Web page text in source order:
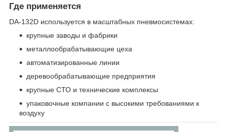
Где применяется
DA-132D используется в масштабных пневмосистемах:
крупные заводы и фабрики
металлообрабатывающие цеха
автоматизированные линии
деревообрабатывающие предприятия
крупные СТО и технические комплексы
упаковочные компании с высокими требованиями к
воздуху